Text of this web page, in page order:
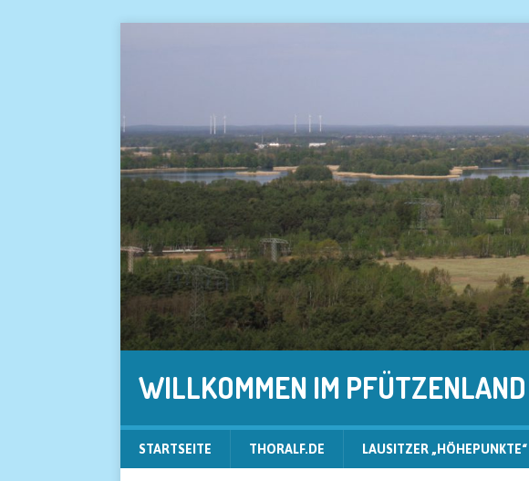
WILLKOMMEN IM PFÜTZENLAND
STARTSEITE THORALF.DE LAUSITZER „HÖHEPUNKTE“